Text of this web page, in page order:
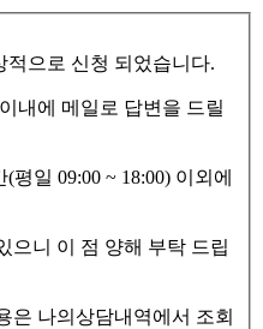
적으로 신청 되었습니다.
내에 메일로 답변을 드릴
일 09:00 ~ 18:00) 이외에
으니 이 점 양해 부탁 드립
은 나의상담내역에서 조회